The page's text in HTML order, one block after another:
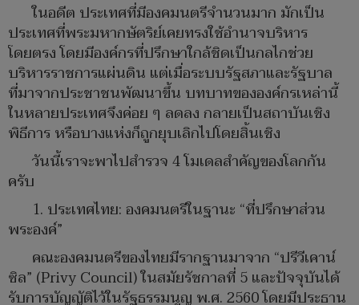
ในอดีต ประเทศที่มีองคมนตรีจำนวนมาก มักเป็น
ประเทศที่พระมหากษัตริย์เคยทรงใช้อำนาจบริหาร
โดยตรง โดยมีองค์กรที่ปรึกษาใกล้ชิดเป็นกลไกช่วย
บริหารราชการแผ่นดิน แต่เมื่อระบบรัฐสภาและรัฐบาล
ที่มาจากประชาชนพัฒนาขึ้น บทบาทขององค์กรเหล่านี้
ในหลายประเทศจึงค่อย ๆ ลดลง กลายเป็นสถาบันเชิง
พิธีการ หรือบางแห่งก็ถูกยุบเลิกไปโดยสิ้นเชิง
วันนี้เราจะพาไปสำรวจ 4 โมเดลสำคัญของโลกกัน
ครับ
1. ประเทศไทย: องคมนตรีในฐานะ “ที่ปรึกษาส่วน
พระองค์”
คณะองคมนตรีของไทยมีรากฐานมาจาก “ปรีวีเคาน์
ซิล” (Privy Council) ในสมัยรัชกาลที่ 5 และปัจจุบันได้
รับการบัญญัติไว้ในรัฐธรรมนูญ พ.ศ. 2560 โดยมีประธาน